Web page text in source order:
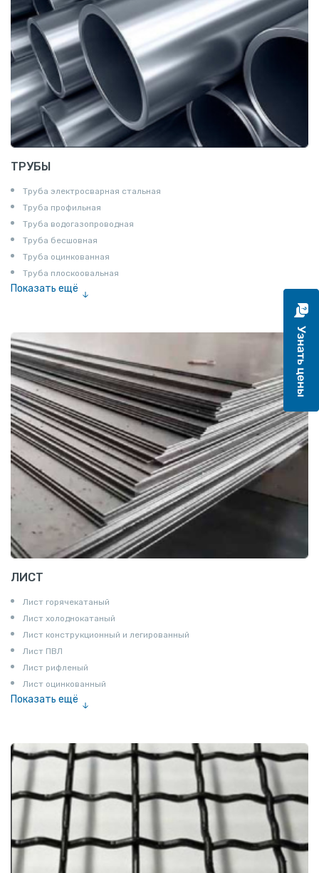
ТРУБЫ
Труба электросварная стальная
Труба профильная
Труба водогазопроводная
Труба бесшовная
Труба оцинкованная
Труба плоскоовальная
Показать ещё
ЛИСТ
Лист горячекатаный
Лист холоднокатаный
Лист конструкционный и легированный
Лист ПВЛ
Лист рифленый
Лист оцинкованный
Показать ещё